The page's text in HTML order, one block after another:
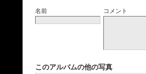
名前 コメント
このアルバムの他の写真